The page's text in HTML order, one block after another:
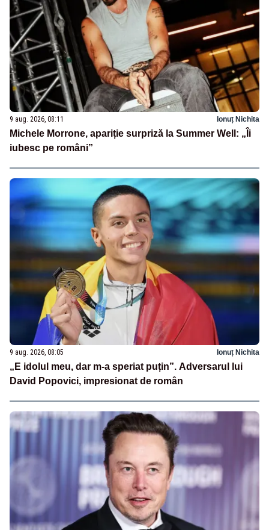
9 aug. 2026, 08:11 Ionuț Nichita
Michele Morrone, apariție surpriză la Summer Well: „Îi
iubesc pe români”
9 aug. 2026, 08:05 Ionuț Nichita
„E idolul meu, dar m-a speriat puțin”. Adversarul lui
David Popovici, impresionat de român